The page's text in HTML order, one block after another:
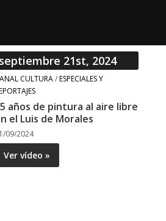
21st, 2024
CULTURA/ESPECIALES Y
años de pintura al aire libre
el Luis de Morales
09/2024
Ver vídeo »